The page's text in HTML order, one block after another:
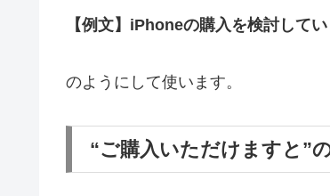
【例文】iPhoneの購入を検討してい
のようにして使います。
“ご購入いただけますと”